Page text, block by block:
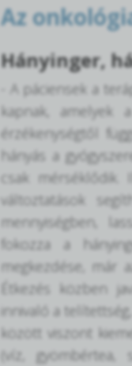
Az
Hányinger,
- A páciensek a
kapnak, amelyek
érzékenységtől
hányás a
csak
változtatások
mennyiségben,
fokozza a
megkezdése, már
Étkezés közben
innivaló a
között viszont
(víz,